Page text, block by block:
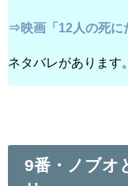
⇒映画「12人の死に
ネタバレがあります
9番・ノブオ